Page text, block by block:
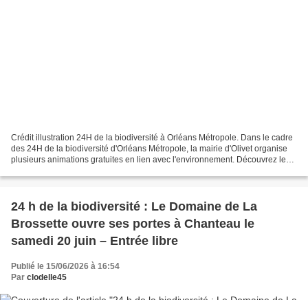
Crédit illustration 24H de la biodiversité à Orléans Métropole. Dans le cadre
des 24H de la biodiversité d'Orléans Métropole, la mairie d'Olivet organise
plusieurs animations gratuites en lien avec l'environnement. Découvrez le
24 h de la biodiversité : Le Domaine de La
Brossette ouvre ses portes à Chanteau le
samedi 20 juin – Entrée libre
Publié le 15/06/2026 à 16:54
Par clodelle45